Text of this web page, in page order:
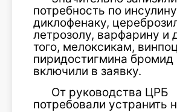
потребность по
диклофенаку,
летрозолу, варфарину и
того, мелоксикам,
пиридостигмина бромид
включили в заявку.
От руководства ЦРБ
потребовали устранить